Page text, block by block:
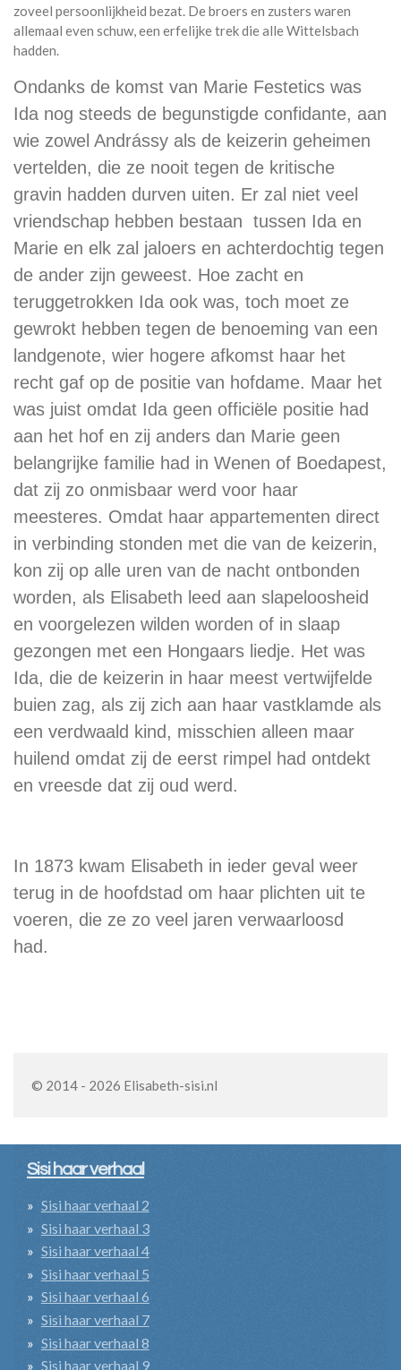
zoveel persoonlijkheid bezat. De broers en zusters waren
allemaal even schuw, een erfelijke trek die alle Wittelsbach
hadden.
Ondanks de komst van Marie Festetics was
Ida nog steeds de begunstigde confidante, aan
wie zowel Andrássy als de keizerin geheimen
vertelden, die ze nooit tegen de kritische
gravin hadden durven uiten. Er zal niet veel
vriendschap hebben bestaan tussen Ida en
Marie en elk zal jaloers en achterdochtig tegen
de ander zijn geweest. Hoe zacht en
teruggetrokken Ida ook was, toch moet ze
gewrokt hebben tegen de benoeming van een
landgenote, wier hogere afkomst haar het
recht gaf op de positie van hofdame. Maar het
was juist omdat Ida geen officiële positie had
aan het hof en zij anders dan Marie geen
belangrijke familie had in Wenen of Boedapest,
dat zij zo onmisbaar werd voor haar
meesteres. Omdat haar appartementen direct
in verbinding stonden met die van de keizerin,
kon zij op alle uren van de nacht ontbonden
worden, als Elisabeth leed aan slapeloosheid
en voorgelezen wilden worden of in slaap
gezongen met een Hongaars liedje. Het was
Ida, die de keizerin in haar meest vertwijfelde
buien zag, als zij zich aan haar vastklamde als
een verdwaald kind, misschien alleen maar
huilend omdat zij de eerst rimpel had ontdekt
en vreesde dat zij oud werd.
In 1873 kwam Elisabeth in ieder geval weer
terug in de hoofdstad om haar plichten uit te
voeren, die ze zo veel jaren verwaarloosd
had.
© 2014 - 2026 Elisabeth-sisi.nl
Sisi haar verhaal
Sisi haar verhaal 2
Sisi haar verhaal 3
Sisi haar verhaal 4
Sisi haar verhaal 5
Sisi haar verhaal 6
Sisi haar verhaal 7
Sisi haar verhaal 8
Sisi haar verhaal 9